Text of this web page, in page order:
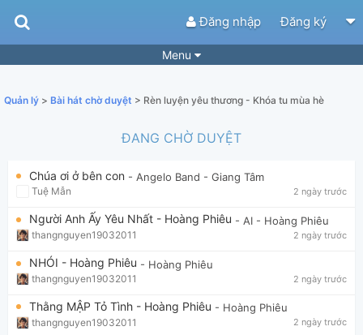
Đăng nhập Đăng ký
Menu
Tìm theo hợp âm Tải ứng dụng
Yêu cầu hợp âm
Khóa học
Tắt quảng cáo
Quản lý > Bài hát chờ duyệt > Rèn luyện yêu thương - Khóa tu mùa hè
ĐANG CHỜ DUYỆT
Chúa ơi ở bên con - Angelo Band - Giang Tâm
Tuệ Mẫn 2 ngày trước
Người Anh Ấy Yêu Nhất - Hoàng Phiêu - AI - Hoàng Phiêu
thangnguyen19032011 2 ngày trước
NHÓI - Hoàng Phiêu - Hoàng Phiêu
thangnguyen19032011 2 ngày trước
Thằng MẬP Tỏ Tình - Hoàng Phiêu - Hoàng Phiêu
thangnguyen19032011 2 ngày trước